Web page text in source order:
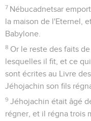
7 Nébucadnetsar
la maison de l'Eternel,
Babylone.
8 Or le reste des faits
lesquelles il fit, et ce
sont écrites au Livre
Jéhojachin son fils
9 Jéhojachin était âgé
régner, et il régna trois